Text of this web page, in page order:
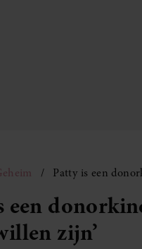
Patty is een
een
zijn’